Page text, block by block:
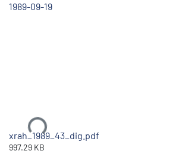
1989-09-19
Ladataan...
xrah_1989_43_dig.pdf
997.29 KB